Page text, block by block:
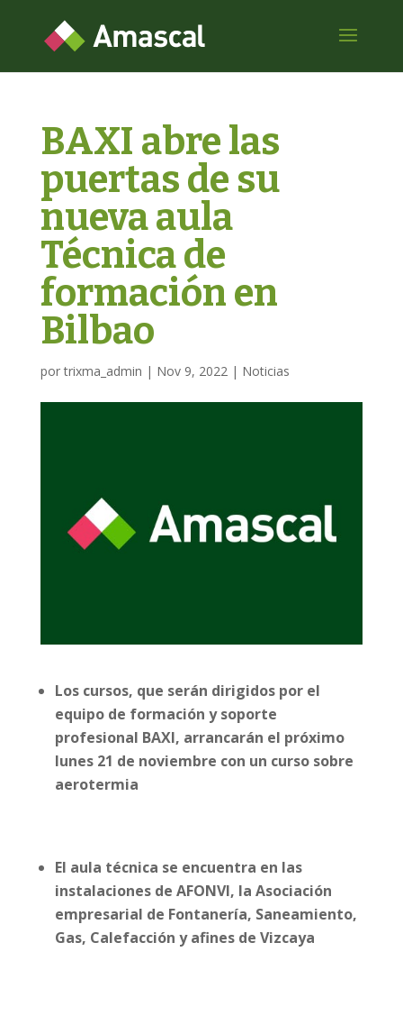
BAXI abre las
puertas de su
nueva aula
Técnica de
formación en
Bilbao
portrixma_admin | Nov 9, 2022| Noticias
Los cursos, que serán dirigidos por el
equipo de formación y soporte
profesional BAXI, arrancarán el próximo
lunes 21 de noviembre con un curso sobre
aerotermia
El aula técnica se encuentra en las
instalaciones de AFONVI, la Asociación
empresarial de Fontanería, Saneamiento,
Gas, Calefacción y afines de Vizcaya